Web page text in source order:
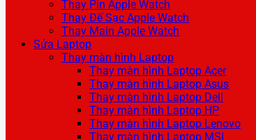
Thay Pin Apple Watch
Thay Đế Sạc Apple Watch
Thay Main Apple Watch
Sửa Laptop
Thay màn hình Laptop
Thay màn hình Laptop Acer
Thay màn hình Laptop Asus
Thay màn hình Laptop Dell
Thay màn hình Laptop HP
Thay màn hình Laptop Lenovo
Thay màn hình Laptop MSI